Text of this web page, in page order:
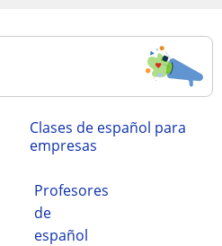
Clases de español para
empresas
Profesores
de
español